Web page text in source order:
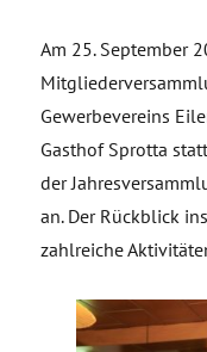
Am 25. September
Gewerbevereins
Gasthof Sprotta
der
an. Der Rückblick
zahlreiche